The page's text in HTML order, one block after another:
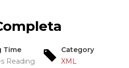
Time
Reading
Category
XML